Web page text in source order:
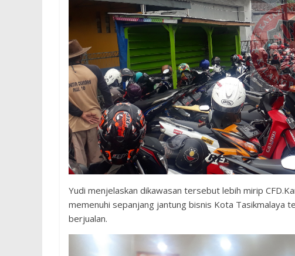
Yudi menjelaskan dikawasan tersebut lebih mirip
memenuhi sepanjang jantung bisnis Kota Tasikmalaya
berjualan.